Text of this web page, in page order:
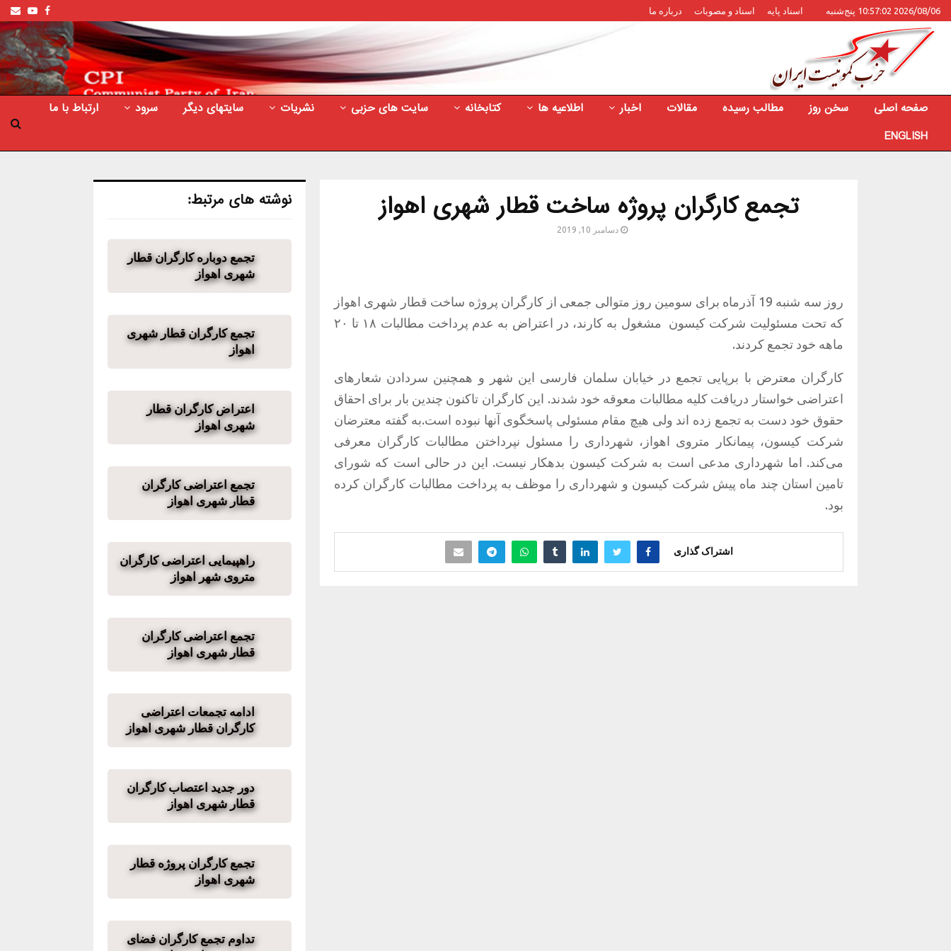
2026/08/06 10:57:02 پنج‌شنبه اسناد پایه اسناد و مصوبات درباره ما Facebook
صفحه اصلی سخن روز مطالب رسیده مقالات اخبار اطلاعیه ها کتابخانه سایت های حزبی نشریات سایتهای دیگر سرود
ارتباط با ما
ENGLISH
تجمع کارگران پروژه ساخت قطار شهری اهواز
دسامبر 10, 2019
روز سه شنبه 19 آذرماه برای سومین روز متوالی جمعی از کارگران پروژه ساخت قطار شهری اهواز
که تحت مسئولیت شرکت کیسون مشغول به کارند، در اعتراض به عدم پرداخت مطالبات ۱۸ تا ۲۰
ماهه خود تجمع کردند.
کارگران معترض با برپایی تجمع در خیابان سلمان فارسی این شهر و همچنین سردادن شعارهای
اعتراضی خواستار دریافت کلیه مطالبات معوقه خود شدند. این کارگران تاکنون چندین بار برای احقاق
حقوق خود دست به تجمع زده اند ولی هیچ مقام مسئولی پاسخگوی آنها نبوده است.به گفته معترضان
شرکت کیسون، پیمانکار متروی اهواز، شهرداری را مسئول نپرداختن مطالبات کارگران معرفی
می‌کند. اما شهرداری مدعی است به شرکت کیسون بدهکار نیست. این در حالی است که شورای
تامین استان چند ماه پیش شرکت کیسون و شهرداری را موظف به پرداخت مطالبات کارگران کرده
بود.
اشتراک گذاری
نوشته های مرتبط:
تجمع دوباره کارگران قطار
شهری اهواز
تجمع کارگران قطار شهری
اهواز
اعتراض کارگران قطار
شهری اهواز
تجمع اعتراضی کارگران
قطار شهری اهواز
راهپیمایی اعتراضی کارگران
متروی شهر اهواز
تجمع اعتراضی کارگران
قطار شهری اهواز
ادامه تجمعات اعتراضی
کارگران قطار شهری اهواز
دور جدید اعتصاب کارگران
قطار شهری اهواز
تجمع کارگران پروژه قطار
شهری اهواز
تداوم تجمع کارگران فضای